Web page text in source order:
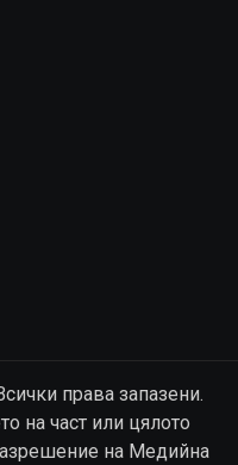
права запазени.
на част или цялото
на Медийна